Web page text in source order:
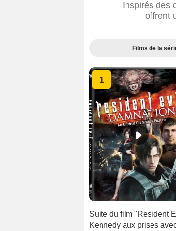
Inspirés des
offrent
Films de la
1
Suite du film "Resident
Kennedy aux prises